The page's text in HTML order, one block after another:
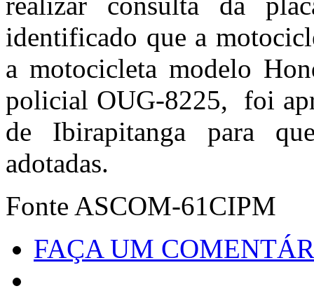
identificado que a
a motocicleta modelo
policial OUG-8225, foi
de Ibirapitanga para
adotadas.
Fonte ASCOM-61CIPM
FAÇA UM